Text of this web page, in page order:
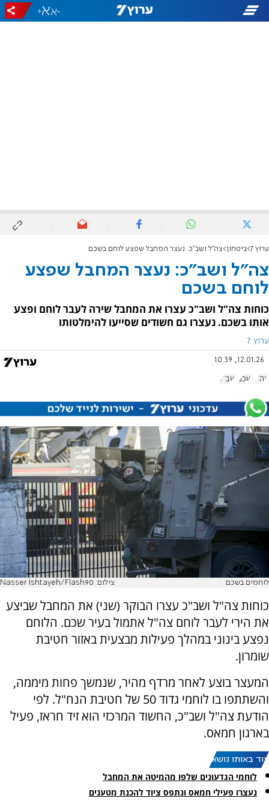
-
+
ערוץ 7 ביטחון צה"ל ושב"כ: נעצר המחבל שפצע לוחם בשכם
צה"ל ושב"כ: נעצר המחבל שפצע
לוחם בשכם
כוחות צה"ל ושב"כ עצרו את המחבל שירה לעבר לוחם ופצע
אותו בשכם. נעצרו גם חשודים שסייעו להימלטותו
ערוץ 7
12.01.26, 10:39
צה"ל שכם שב"כ
לוחמים בשכם צילום: Nasser Ishtayeh/Flash90
כוחות צה"ל ושב"כ עצרו הבוקר (שני) את המחבל שביצע
את הירי לעבר לוחם צה"ל אתמול בעיר שכם. הלוחם
נפצע בינוני במהלך פעילות מבצעית באזור חטיבת
שומרון.
המעצר בוצע לאחר מרדף מהיר, שנמשך פחות מיממה,
והשתתפו בו לוחמי גדוד 50 של חטיבת הנח"ל. לפי
הודעת צה"ל ושב"כ, החשוד המרכזי הוא זיד חראז, פעיל
בארגון חמאס.
עוד באותו נושא:
לוחמי הגדעונים שלפו מהמיטה את המחבל
נעצרו פעילי חמאס ונתפס ציוד להכנת מטענים